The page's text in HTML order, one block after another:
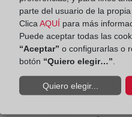
convertir el alquiler
segura para las
casos de fraude,
consecuencias legales
de las normas básicas
parte del usuario de la propia
Clica AQUÍ para más
Puede aceptar todas las
“Aceptar” o configurarlas o
botón “Quiero elegir…”
Quiero elegir...